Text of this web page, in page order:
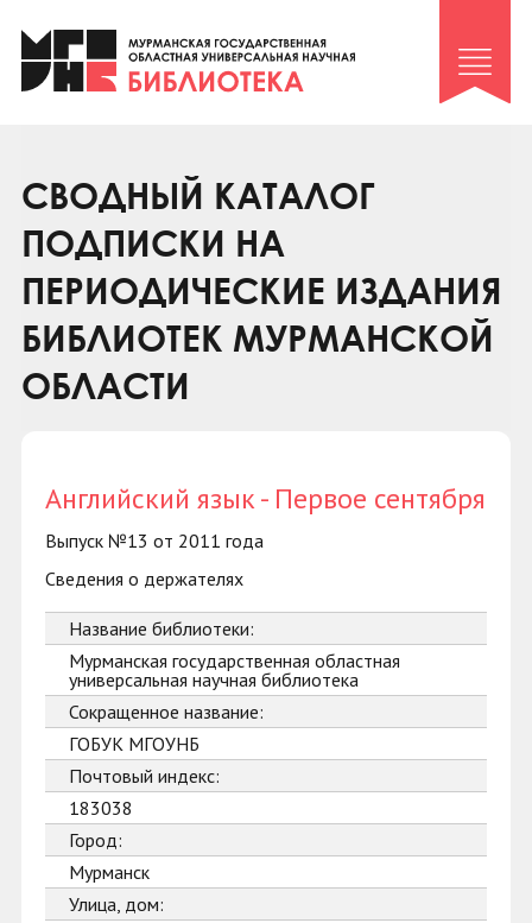
Клуб «Гиря и сельдерей»
Клуб «Семейный архив»
Коллегам
Контакты
СВОДНЫЙ КАТАЛОГ
ПОДПИСКИ НА
ПЕРИОДИЧЕСКИЕ ИЗДАНИЯ
БИБЛИОТЕК МУРМАНСКОЙ
ОБЛАСТИ
Английский язык - Первое сентября
Выпуск №13 от 2011 года
Сведения о держателях
Название библиотеки:
Мурманская государственная областная
универсальная научная библиотека
Сокращенное название:
ГОБУК МГОУНБ
Почтовый индекс:
183038
Город:
Мурманск
Улица, дом: